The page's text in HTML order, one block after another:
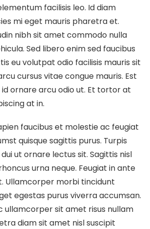
facilisis leo. Id diam
mi eget mauris pharetra et.
nibh sit amet commodo nulla
Sed libero enim sed faucibus
eu volutpat odio facilisis mauris sit
cursus vitae congue mauris. Est
ornare arcu odio ut. Et tortor at
at in.
faucibus et molestie ac feugiat
quisque sagittis purus. Turpis
ut ornare lectus sit. Sagittis nisl
urna neque. Feugiat in ante
Ullamcorper morbi tincidunt
egestas purus viverra accumsan.
ullamcorper sit amet risus nullam
diam sit amet nisl suscipit